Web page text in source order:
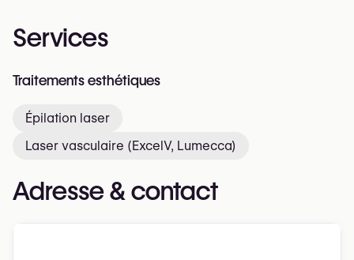
Services
Traitements esthétiques
Épilation laser
Laser vasculaire (ExcelV, Lumecca)
Adresse & contact